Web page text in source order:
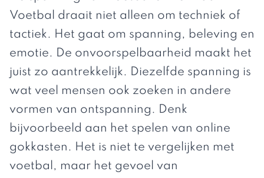
Voetbal draait niet alleen om techniek of
tactiek. Het gaat om spanning, beleving en
emotie. De onvoorspelbaarheid maakt het
juist zo aantrekkelijk. Diezelfde spanning is
wat veel mensen ook zoeken in andere
vormen van ontspanning. Denk
bijvoorbeeld aan het spelen van online
gokkasten . Het is niet te vergelijken met
voetbal, maar het gevoel van